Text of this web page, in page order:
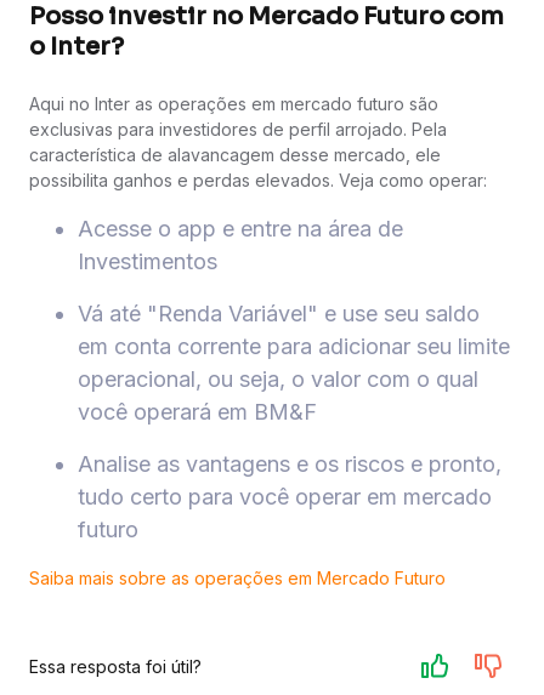
Posso investir no Mercado Futuro com
o Inter?
Aqui no Inter as operações em mercado futuro são
exclusivas para investidores de perfil arrojado. Pela
característica de alavancagem desse mercado, ele
possibilita ganhos e perdas elevados. Veja como operar:
Acesse o app e entre na área de
Investimentos
Vá até "Renda Variável" e use seu saldo
em conta corrente para adicionar seu limite
operacional, ou seja, o valor com o qual
você operará em BM&F
Analise as vantagens e os riscos e pronto,
tudo certo para você operar em mercado
futuro
Saiba mais sobre as operações em Mercado Futuro
Essa resposta foi útil?